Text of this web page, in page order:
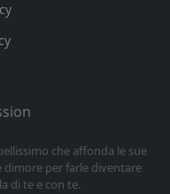
che affonda le sue
dimore per farle diventare
di te e con te.